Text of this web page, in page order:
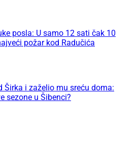
posla: U samo 12 sati čak 10
požar kod Radučića
Širka i zaželio mu sreću doma:
sezone u Šibenci?